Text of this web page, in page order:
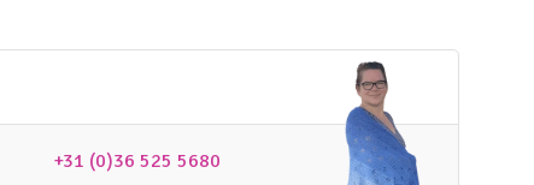
+31 (0)36 525 5680